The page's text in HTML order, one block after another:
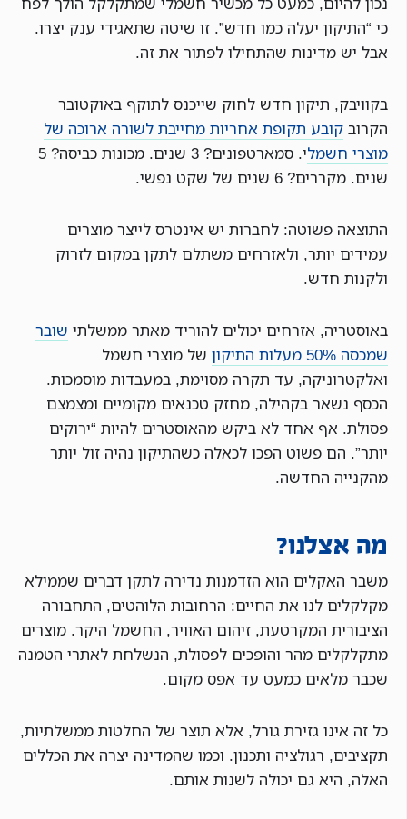
כי “התיקון יעלה כמו חדש”. זו שיטה שתאגידי ענק יצרו.
אבל יש מדינות שהתחילו לפתור את זה.
בקוויבק, תיקון חדש לחוק שייכנס לתוקף באוקטובר
הקרוב קובע תקופת אחריות מחייבת לשורה ארוכה של
מוצרי חשמל
י. סמארטפונים? 3 שנים. מכונות כביסה? 5
שנים. מקררים? 6 שנים של שקט נפשי.
התוצאה פשוטה: לחברות יש אינטרס לייצר מוצרים
עמידים יותר, ולאזרחים משתלם לתקן במקום לזרוק
ולקנות חדש.
באוסטריה, אזרחים יכולים להוריד מאתר ממשלתי שובר
שמכסה 50% מעלות התיקון
של מוצרי חשמל
ואלקטרוניקה, עד תקרה מסוימת, במעבדות מוסמכות.
הכסף נשאר בקהילה, מחזק טכנאים מקומיים ומצמצם
פסולת. אף אחד לא ביקש מהאוסטרים להיות “ירוקים
יותר”. הם פשוט הפכו לכאלה כשהתיקון נהיה זול יותר
מהקנייה החדשה.
מה אצלנו?
משבר האקלים הוא הזדמנות נדירה לתקן דברים שממילא
מקלקלים לנו את החיים: הרחובות הלוהטים, התחבורה
הציבורית המקרטעת, זיהום האוויר, החשמל היקר. מוצרים
מתקלקלים מהר והופכים לפסולת, הנשלחת לאתרי הטמנה
שכבר מלאים כמעט עד אפס מקום.
כל זה אינו גזירת גורל, אלא תוצר של החלטות ממשלתיות,
תקציבים, רגולציה ותכנון. וכמו שהמדינה יצרה את הכללים
האלה, היא גם יכולה לשנות אותם.